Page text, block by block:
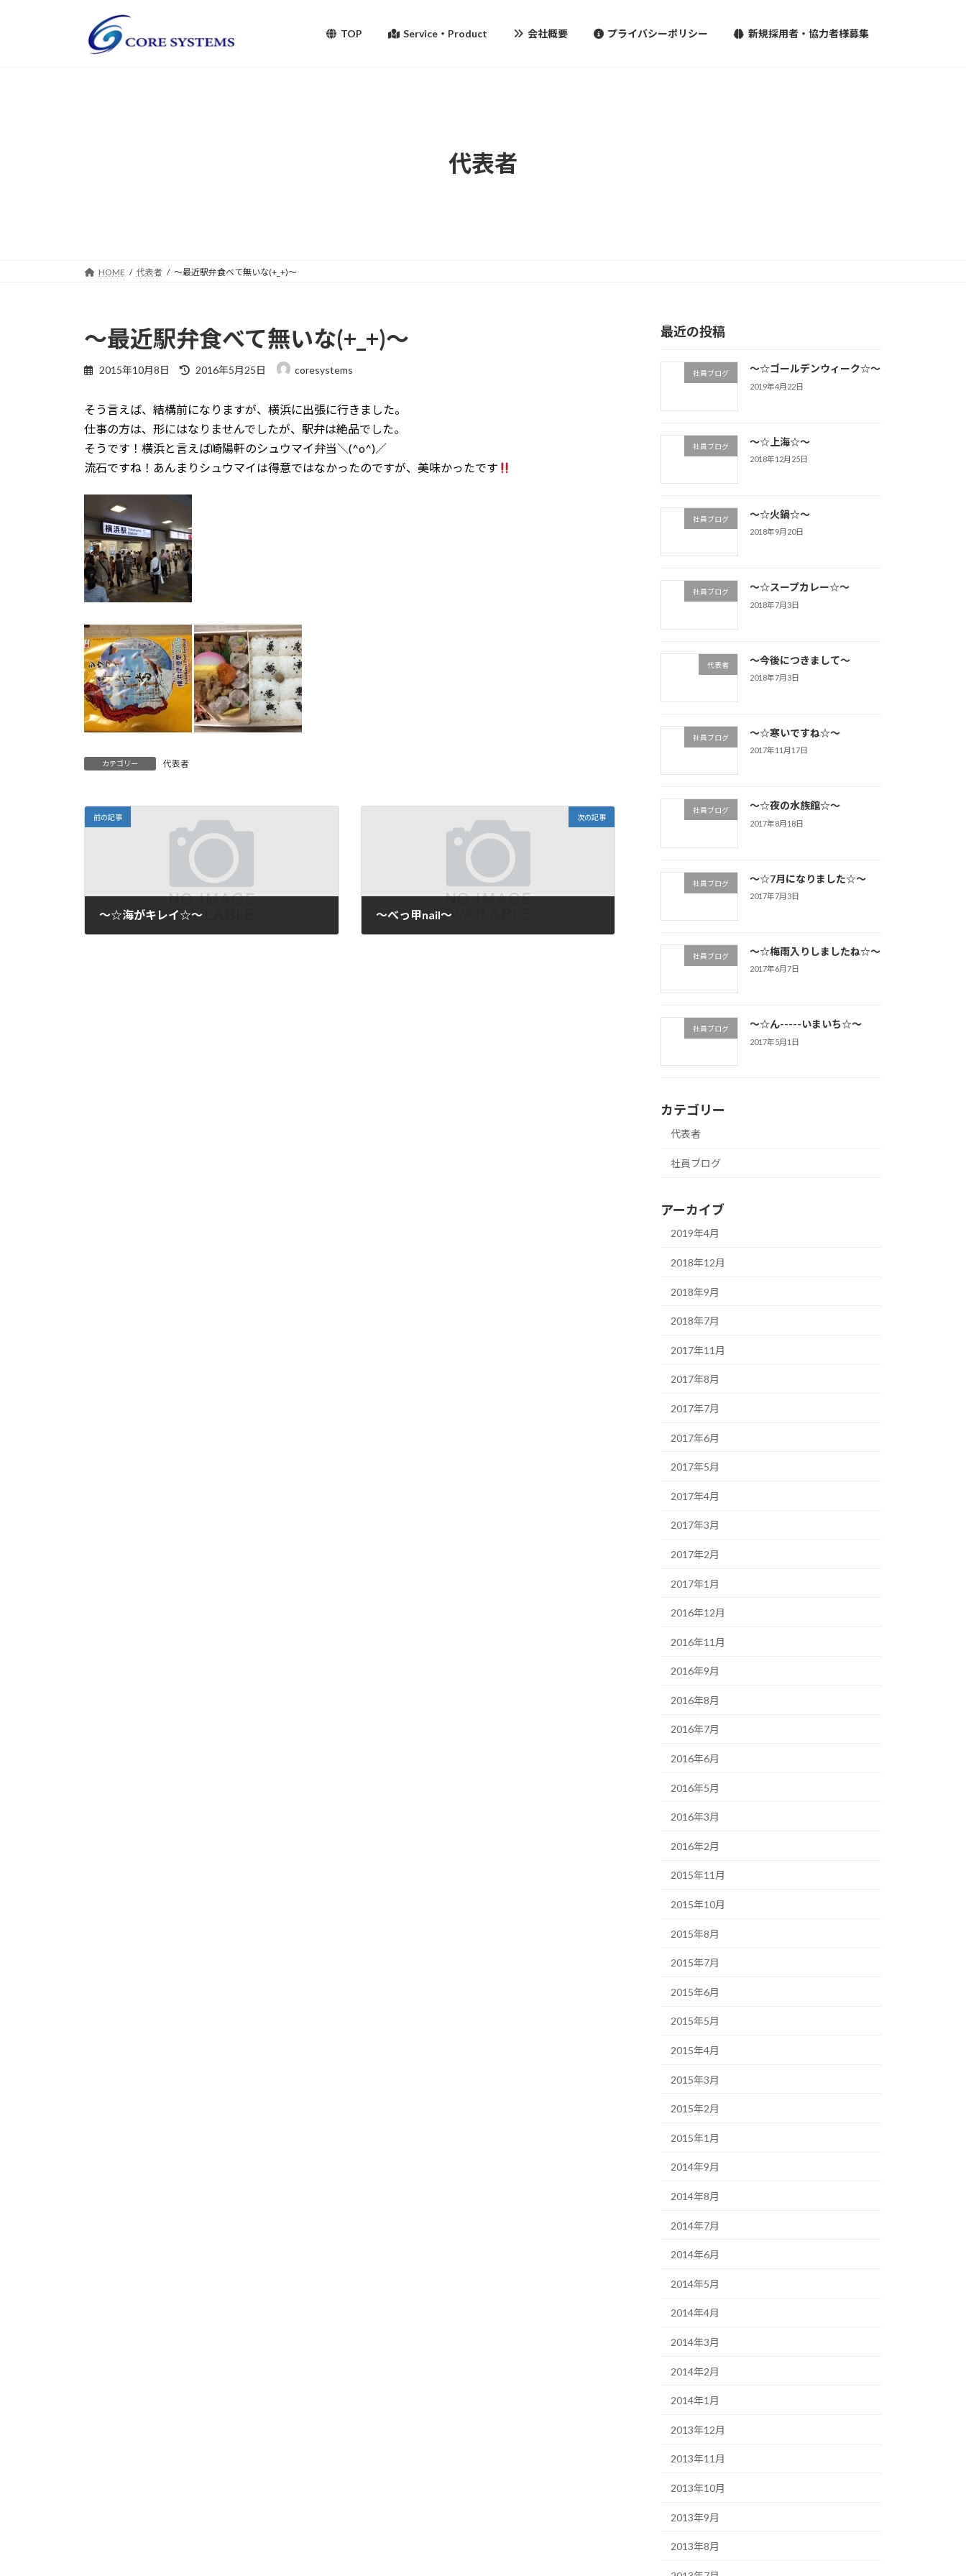
TOP Service・Product 会社概要 プライバシーポリシー 新規採用者・協力者様募集
代表者
HOME 代表者 ～最近駅弁食べて無いな(+_+)～
～最近駅弁食べて無いな(+_+)～
2015年10月8日
最
新
日
:
2016年5月25日 coresystems
そう言えば、結構前になりますが、横浜に出張に行きました。
仕事の方は、形にはなりませんでしたが、駅弁は絶品でした。
そうです！横浜と言えば崎陽軒のシュウマイ弁当＼(^o^)／
流石ですね！あんまりシュウマイは得意ではなかったのですが、美味かったです
カテゴリー 代表者
前の記事
～☆海がキレイ☆～
次の記事
～べっ甲nail～
最近の投稿
社員ブログ ～☆ゴールデンウィーク☆～
2019年4月22日
社員ブログ ～☆上海☆～
2018年12月25日
社員ブログ ～☆火鍋☆～
2018年9月20日
社員ブログ ～☆スープカレー☆～
2018年7月3日
代表者 ～今後につきまして～
2018年7月3日
社員ブログ ～☆寒いですね☆～
2017年11月17日
社員ブログ ～☆夜の水族館☆～
2017年8月18日
社員ブログ ～☆7月になりました☆～
2017年7月3日
社員ブログ ～☆梅雨入りしましたね☆～
2017年6月7日
社員ブログ ～☆ん-----いまいち☆～
2017年5月1日
カテゴリー
代表者
社員ブログ
アーカイブ
2019年4月
2018年12月
2018年9月
2018年7月
2017年11月
2017年8月
2017年7月
2017年6月
2017年5月
2017年4月
2017年3月
2017年2月
2017年1月
2016年12月
2016年11月
2016年9月
2016年8月
2016年7月
2016年6月
2016年5月
2016年3月
2016年2月
2015年11月
2015年10月
2015年8月
2015年7月
2015年6月
2015年5月
2015年4月
2015年3月
2015年2月
2015年1月
2014年9月
2014年8月
2014年7月
2014年6月
2014年5月
2014年4月
2014年3月
2014年2月
2014年1月
2013年12月
2013年11月
2013年10月
2013年9月
2013年8月